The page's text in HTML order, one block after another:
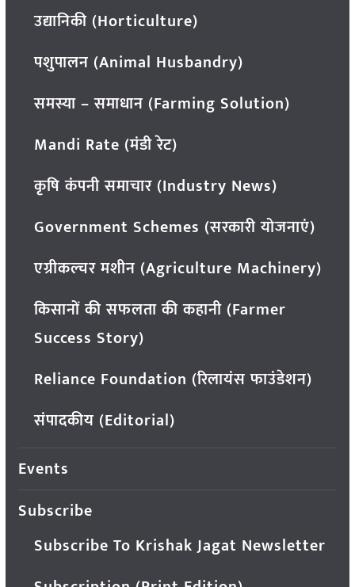
उद्यानिकी (Horticulture)
पशुपालन (Animal Husbandry)
समस्या – समाधान (Farming Solution)
Mandi Rate (मंडी रेट)
कृषि कंपनी समाचार (Industry News)
Government Schemes (सरकारी योजनाएं)
एग्रीकल्चर मशीन (Agriculture Machinery)
किसानों की सफलता की कहानी (Farmer
Success Story)
Reliance Foundation (रिलायंस फाउंडेशन)
संपादकीय (Editorial)
Events
Subscribe
Subscribe To Krishak Jagat Newsletter